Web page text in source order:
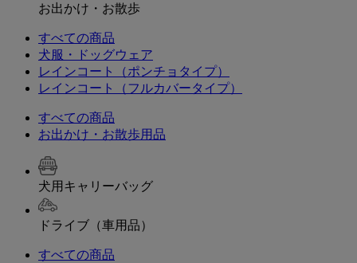
お出かけ・お散歩
すべての商品
犬服・ドッグウェア
レインコート（ポンチョタイプ）
レインコート（フルカバータイプ）
すべての商品
お出かけ・お散歩用品
犬用キャリーバッグ
ドライブ（車用品）
すべての商品